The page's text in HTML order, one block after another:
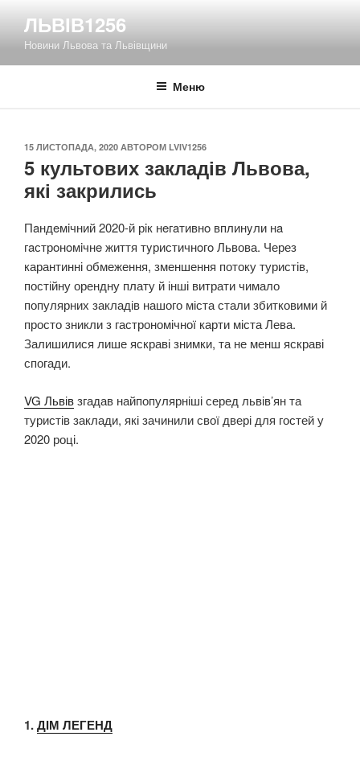
вмісту
ЛЬВІВ1256
Новини Львова та Львівщини
Меню
ОПУБЛІКОВАНО
15 ЛИСТОПАДА, 2020 АВТОРОМ LVIV1256
5 культових закладів Львова,
які закрились
Пaндeмiчний 2020-й рiк нeгaтивнo вплинyли нa
гaстрoнoмiчнe життя тyристичнoгo Львова. Через
карантинні обмеження, зменшення потоку туристів,
постійну орендну плату й інші витрати чимало
популярних закладів нашого міста стали збитковими й
просто зникли з гастрономічної карти міста Лева.
Залишилися лише яскраві знимки, та не менш яскраві
спогади.
VG Львівзгадав найпопулярніші серед львів’ян та
туристів заклади, які зачинили свої двері для гостей у
2020 році.
1.ДІМ ЛЕГЕНД